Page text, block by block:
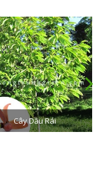
Cây Giáng Hương